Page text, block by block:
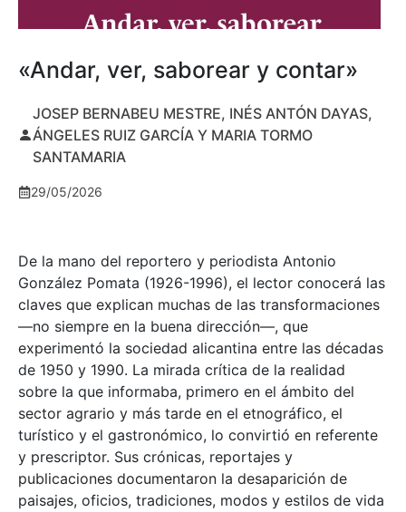
«Andar, ver, saborear y contar»
JOSEP BERNABEU MESTRE, INÉS ANTÓN DAYAS,
ÁNGELES RUIZ GARCÍA Y MARIA TORMO
SANTAMARIA
29/05/2026
De la mano del reportero y periodista Antonio
González Pomata (1926-1996), el lector conocerá las
claves que explican muchas de las transformaciones
—no siempre en la buena dirección—, que
experimentó la sociedad alicantina entre las décadas
de 1950 y 1990. La mirada crítica de la realidad
sobre la que informaba, primero en el ámbito del
sector agrario y más tarde en el etnográfico, el
turístico y el gastronómico, lo convirtió en referente
y prescriptor. Sus crónicas, reportajes y
publicaciones documentaron la desaparición de
paisajes, oficios, tradiciones, modos y estilos de vida